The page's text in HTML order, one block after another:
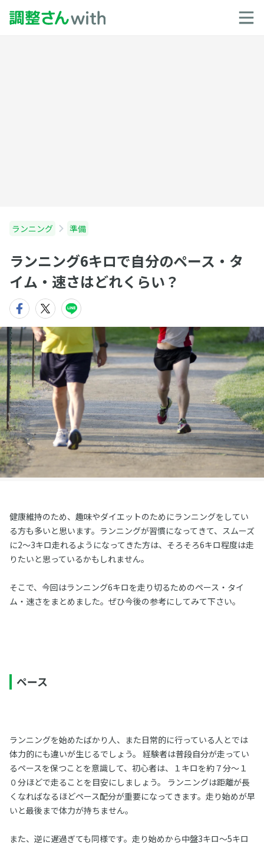
ランニング 準備
ランニング6キロで自分のペース・タ
イム・速さはどれくらい？
健康維持のため、趣味やダイエットのためにランニングをしてい
る方も多いと思います。ランニングが習慣になってきて、スムーズ
に2～3キロ走れるようになってきた方は、そろそろ6キロ程度は走
りたいと思っているかもしれません。
そこで、今回はランニング6キロを走り切るためのペース・タイ
ム・速さをまとめました。ぜひ今後の参考にしてみて下さい。
ペース
ランニングを始めたばかり人、また日常的に行っている人とでは
体力的にも違いが生じるでしょう。 経験者は普段自分が走ってい
るペースを保つことを意識して、初心者は、１キロを約７分～１
０分ほどで走ることを目安にしましょう。 ランニングは距離が長
くなればなるほどペース配分が重要になってきます。走り始めが早
いと最後まで体力が持ちません。
また、逆に遅過ぎても同様です。走り始めから中盤3キロ～5キロ